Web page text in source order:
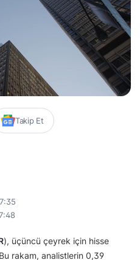
Takip Et
), üçüncü çeyrek için hisse
rakam, analistlerin 0,39